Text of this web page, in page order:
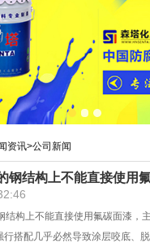
资讯>公司新闻
钢结构上不能直接使用
结构上不能直接使用氟碳面漆，
行搭配几乎必然导致涂层咬底、脱